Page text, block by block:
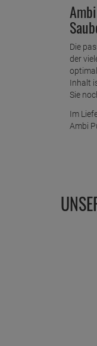
Die
der
Inhalt
Sie
Im
Ambi